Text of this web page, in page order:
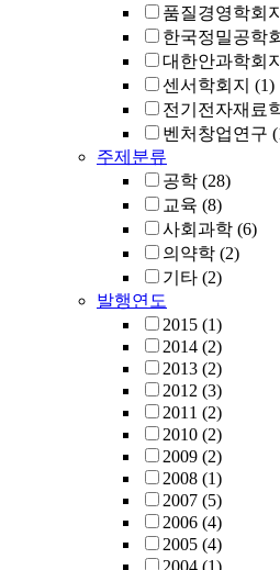
품질경영학회지
한국정밀공학
대한안과학회지
센서학회지 (1)
전기전자재료
벤처창업연구
주제분류
공학 (28)
교육 (8)
사회과학 (6)
의약학 (2)
기타 (2)
발행연도
2015 (1)
2014 (2)
2013 (2)
2012 (3)
2011 (2)
2010 (2)
2009 (2)
2008 (1)
2007 (5)
2006 (4)
2005 (4)
2004 (1)